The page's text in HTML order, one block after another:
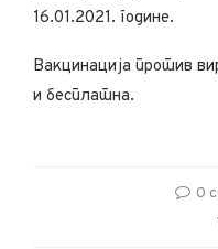
16.01.2021. године.
Вакцинација против
и бесплатна.
0